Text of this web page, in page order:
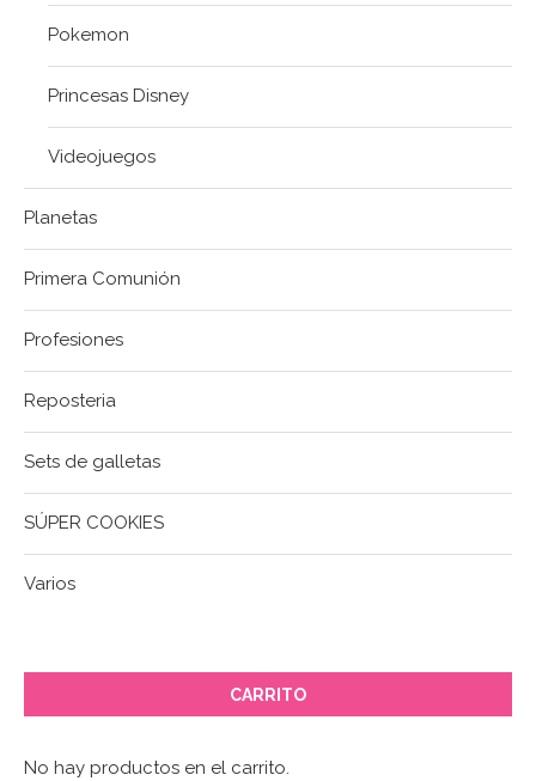
Pokemon
Princesas Disney
Videojuegos
Planetas
Primera Comunión
Profesiones
Reposteria
Sets de galletas
SÚPER COOKIES
Varios
CARRITO
No hay productos en el carrito.